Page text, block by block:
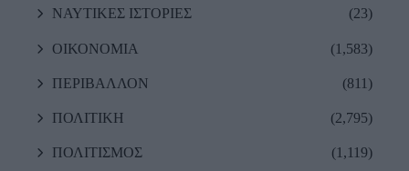
ΝΑΥΤΙΚΕΣ ΙΣΤΟΡΙΕΣ (23)
ΟΙΚΟΝΟΜΙΑ (1,583)
ΠΕΡΙΒΑΛΛΟΝ (811)
ΠΟΛΙΤΙΚΗ (2,795)
ΠΟΛΙΤΙΣΜΟΣ (1,119)